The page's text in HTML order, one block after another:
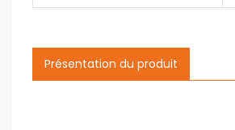
Présentation du produit